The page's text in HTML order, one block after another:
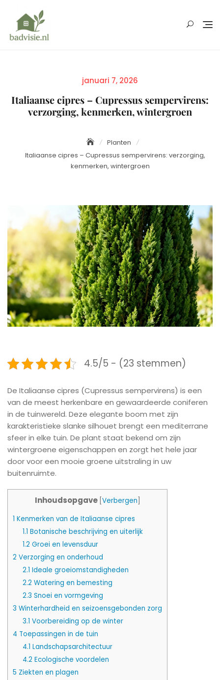
content
Posted
januari 7, 2026
Italiaanse cipres – Cupressus sempervirens:
verzorging, kenmerken, wintergroen
Planten
Italiaanse cipres – Cupressus sempervirens: verzorging,
kenmerken, wintergroen
4.5/5 - (23 stemmen)
De Italiaanse cipres (Cupressus sempervirens) is een
van de meest herkenbare en gewaardeerde coniferen
in de tuinwereld. Deze elegante boom met zijn
karakteristieke slanke silhouet brengt een mediterrane
sfeer in elke tuin. De plant staat bekend om zijn
wintergroene eigenschappen en zorgt het hele jaar
door voor een mooie groene uitstraling in uw
buitenruimte.
Inhoudsopgave Verbergen
1 Kenmerken van de Italiaanse cipres
1.1 Botanische beschrijving en uiterlijk
1.2 Groei en levensduur
2 Verzorging en onderhoud
2.1 Ideale groeiomstandigheden
2.2 Watering en bemesting
2.3 Snoei en vormgeving
3 Winterhardheid en seizoensgebonden zorg
3.1 Voorbereiding op de winter
4 Toepassingen in de tuin
4.1 Landschapsarchitectuur
4.2 Ecologische voordelen
5 Ziekten en plagen